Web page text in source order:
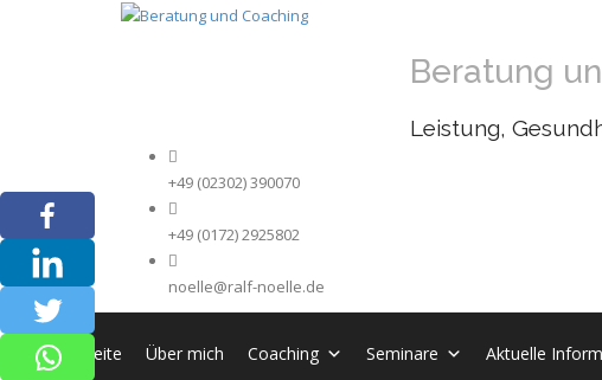
Beratung
Leistung,
+49 (02302) 390070
+49 (0172) 2925802
noelle@ralf-noelle.de
Startseite Über mich Coaching Seminare Aktuelle